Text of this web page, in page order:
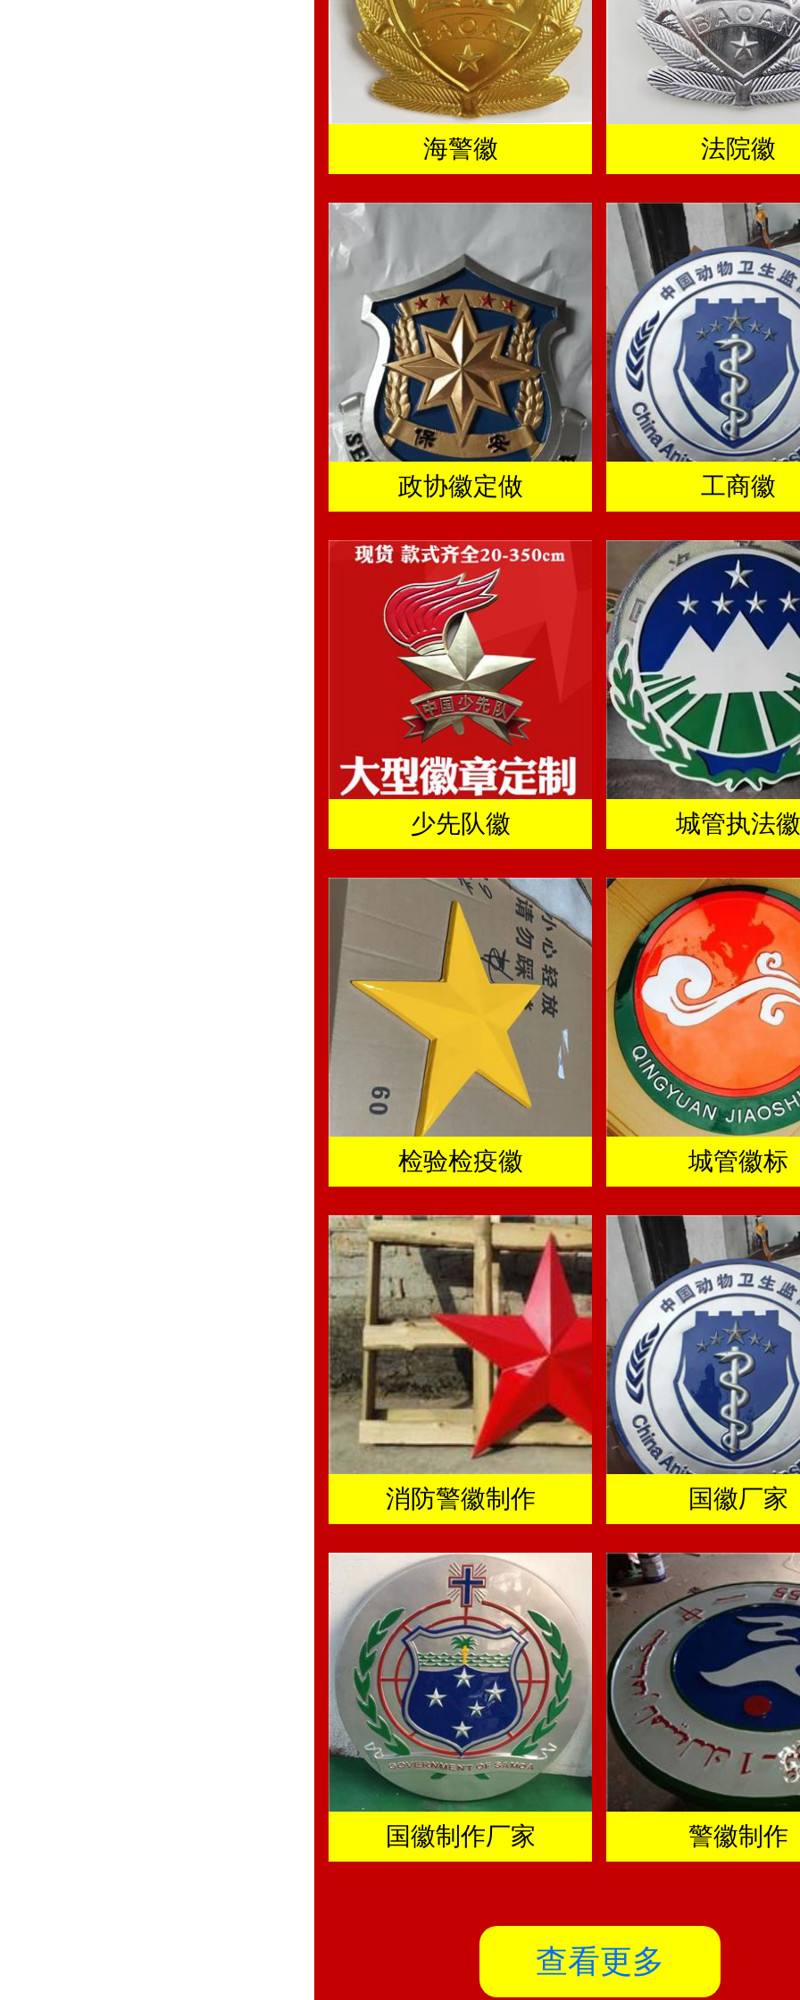
海警徽 法院徽
政协徽定做 工商徽
少先队徽 城管执法徽
检验检疫徽 城管徽标
消防警徽制作 国徽厂家
国徽制作厂家 警徽制作
查看更多